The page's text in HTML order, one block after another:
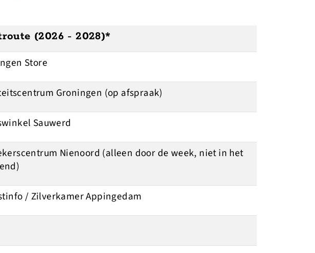
(2026 - 2028)*
Store
Groningen (op afspraak)
Sauwerd
Nienoord (alleen door de week, niet in het
/ Zilverkamer Appingedam